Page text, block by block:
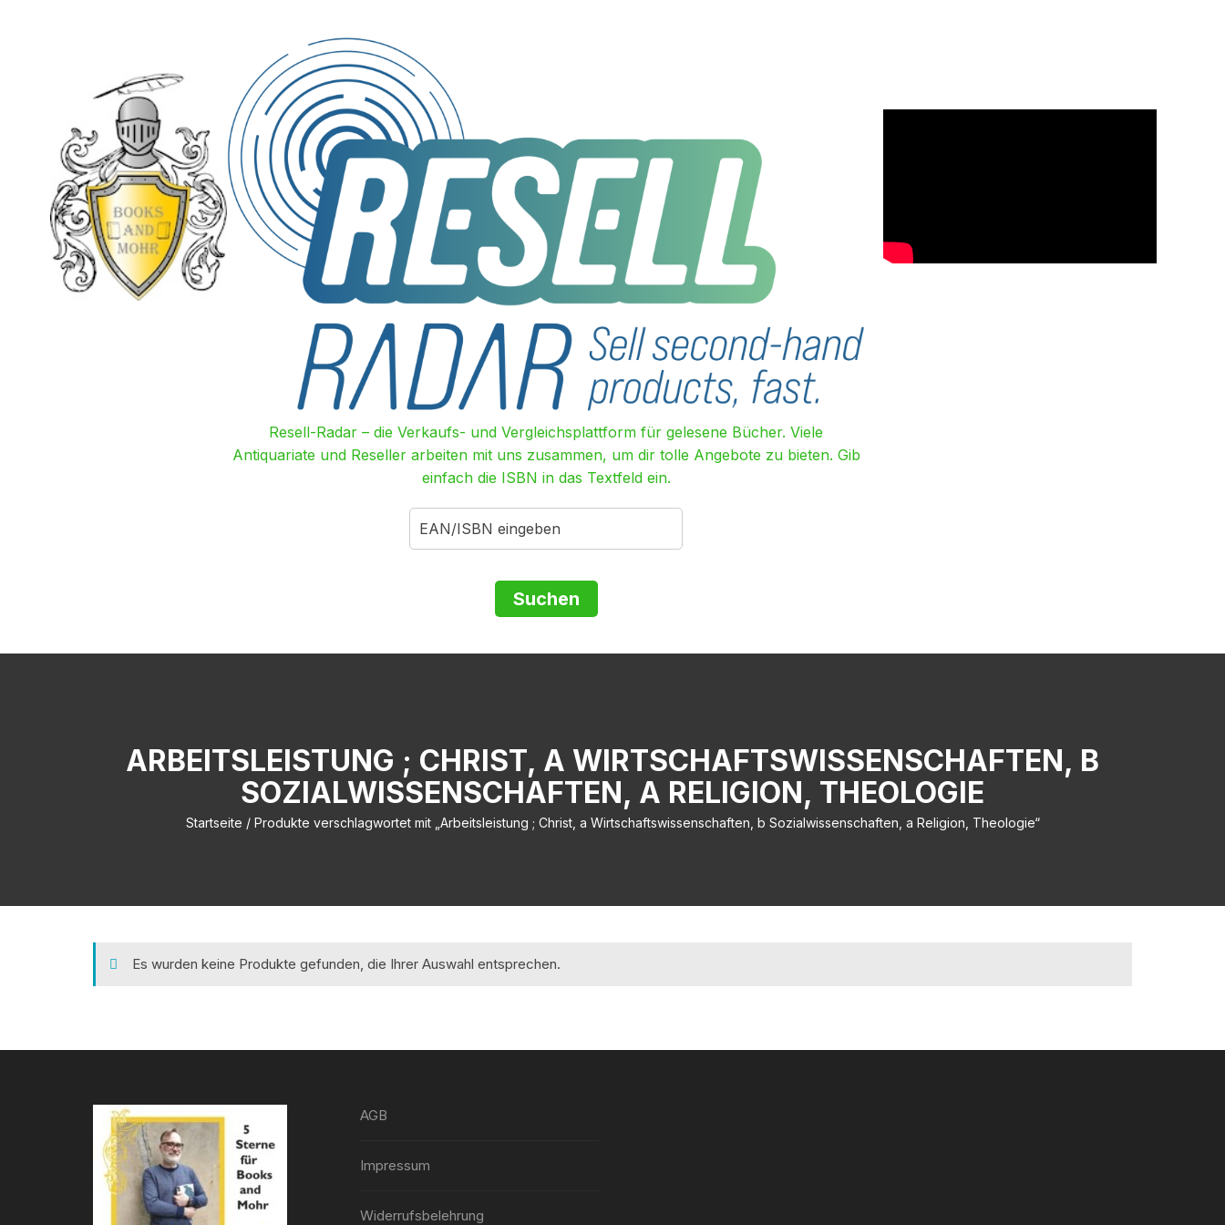
Resell-Radar – die Verkaufs- und Vergleichsplattform für gelesene Bücher. Viele
Antiquariate und Reseller arbeiten mit uns zusammen, um dir tolle Angebote zu bieten. Gib
einfach die ISBN in das Textfeld ein.
ARBEITSLEISTUNG ; CHRIST, A WIRTSCHAFTSWISSENSCHAFTEN, B
SOZIALWISSENSCHAFTEN, A RELIGION, THEOLOGIE
Startseite / Produkte verschlagwortet mit „Arbeitsleistung ; Christ, a Wirtschaftswissenschaften, b Sozialwissenschaften, a Religion, Theologie“
Es wurden keine Produkte gefunden, die Ihrer Auswahl entsprechen.
AGB
Impressum
Widerrufsbelehrung